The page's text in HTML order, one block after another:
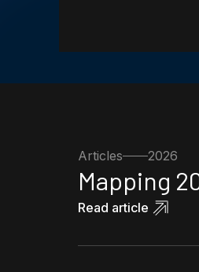
Articles 2026
Mapping
Read article